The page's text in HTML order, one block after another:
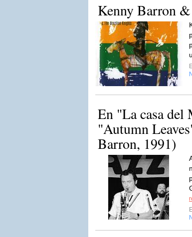
Kenny Barron
En "La casa
"Autumn
Barron, 1991)